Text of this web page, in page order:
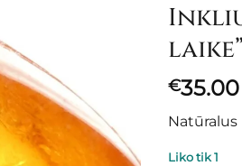
€35.00
Natūralus
Liko tik 1